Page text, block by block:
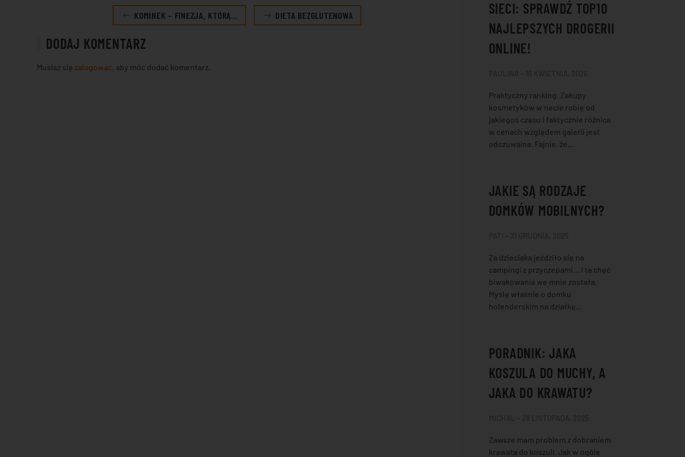
KOMINEK – FINEZJA, KTÓRĄ… DIETA BEZGLUTENOWA
DODAJ KOMENTARZ
Musisz się zalogować, aby móc dodać komentarz.
SIECI: SPRAWDŹ TOP10
NAJLEPSZYCH DROGERII
ONLINE!
Praktyczny ranking. Zakupy
kosmetyków w necie robię od
jakiegoś czasu i faktycznie różnica
w cenach względem galerii jest
odczuwalna. Fajnie, że…
JAKIE SĄ RODZAJE
DOMKÓW MOBILNYCH?
Za dzieciaka jeździło się na
campingi z przyczepami… I ta chęć
biwakowania we mnie została.
Myślę właśnie o domku
holenderskim na działkę…
PORADNIK: JAKA
KOSZULA DO MUCHY, A
JAKA DO KRAWATU?
Zawsze mam problem z dobraniem
krawata do koszuli. Jak w ogóle